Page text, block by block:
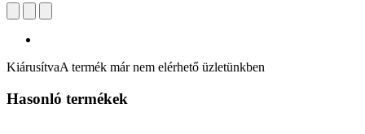
KiárusítvaA termék már nem elérhető üzletünkben
Hasonló termékek